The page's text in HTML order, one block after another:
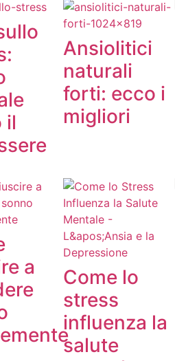
il
Ansiolitici
naturali
forti: ecco i
migliori
a
Come lo
stress
influenza la
salute